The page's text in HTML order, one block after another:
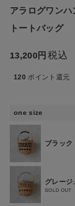
ブランド
CONTENTS
特集
ご利用ガイド
お問い合わせ
ショップリスト
アラログワンハ
トートバッグ
13,200 税込
120 ポイント還元
one size
ブラック
グレージ
SOLD OUT